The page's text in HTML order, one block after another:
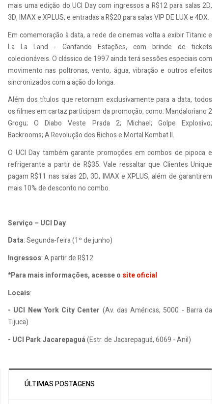
mais uma edição do UCI Day com ingressos a R$12 para salas 2D,
3D, IMAX e XPLUS, e entradas a R$20 para salas VIP DE LUX e 4DX.
Em comemoração à data, a rede de cinemas volta a exibir Titanic e
La La Land - Cantando Estações, com brinde de tickets
colecionáveis. O clássico de 1997 ainda terá sessões especiais com
movimento nas poltronas, vento, água, vibração e outros efeitos
sincronizados com a ação do longa.
Além dos títulos que retornam exclusivamente para a data, todos
os filmes em cartaz participam da promoção, como: Mandaloriano 2
Grogu; O Diabo Veste Prada 2; Michael; Golpe Explosivo;
Backrooms; A Revolução dos Bichos e Mortal Kombat II.
O UCI Day também garante promoções em combos de pipoca e
refrigerante a partir de R$35. Vale ressaltar que Clientes Unique
pagam R$11 nas salas 2D, 3D, IMAX e XPLUS, além de garantirem
mais 10% de desconto no combo.
Serviço – UCI Day
Data: Segunda-feira (1º de junho)
Ingressos: A partir de R$12
*Para mais informações, acesse o site oficial
Locais:
- UCI New York City Center (Av. das Américas, 5000 - Barra da
Tijuca)
- UCI Park Jacarepaguá(Estr. de Jacarepaguá, 6069 - Anil)
ÚLTIMAS POSTAGENS